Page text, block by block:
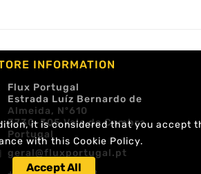
it is considered that you accept
with this Cookie Policy.
Accept All
INFORMATION
Flux Portugal
Estrada Luíz Bernardo de
Almeida, Nº610
3730-305 Vale de Cambra
Portugal
geral@fluxportugal.pt